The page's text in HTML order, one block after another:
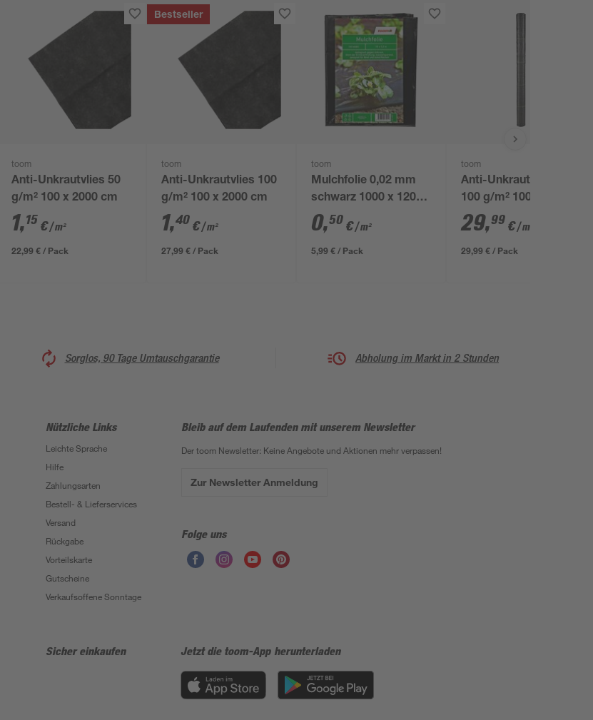
toom
Anti-Unkrautvlies 50
g/m² 100 x 2000 cm
1,15 €/ m²
22,99 € / Pack
Bestseller
toom
Anti-Unkrautvlies 100
g/m² 100 x 2000 cm
1,40 €/ m²
27,99 € / Pack
toom
Mulchfolie 0,02 mm
schwarz 1000 x 120
cm
0,50 €/ m²
5,99 € / Pack
toom
Anti-Unkrautgewebe
100 g/m² 100 x 2000
cm
29,99 €/ m²
29,99 € / Pack
Sorglos, 90 Tage Umtauschgarantie Abholung im Markt in 2 Stunden
Nützliche Links
Leichte Sprache
Hilfe
Zahlungsarten
Bestell- & Lieferservices
Versand
Rückgabe
Vorteilskarte
Gutscheine
Verkaufsoffene Sonntage
Bleib auf dem Laufenden mit unserem Newsletter
Der toom Newsletter: Keine Angebote und Aktionen mehr verpassen!
Zur Newsletter Anmeldung
Folge uns
Sicher einkaufen Jetzt die toom-App herunterladen